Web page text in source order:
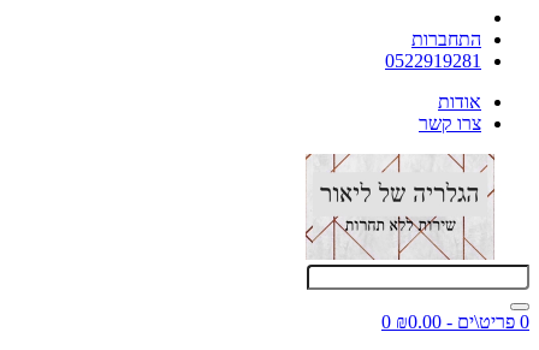
התחברות
0522919281
אודות
צרו קשר
0 פריט\ים - ₪0.00
0